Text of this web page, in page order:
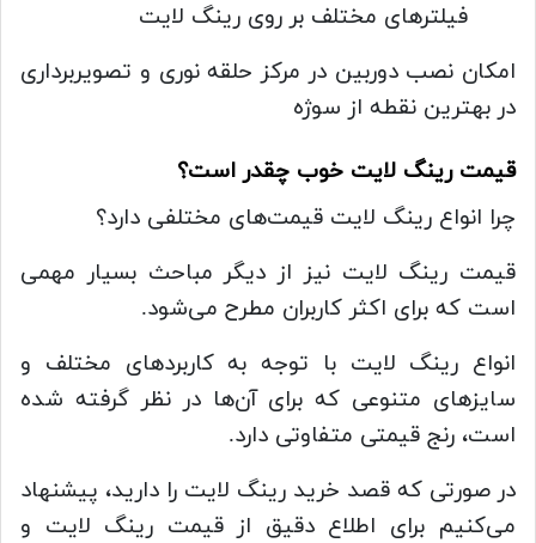
فیلترهای مختلف بر روی رینگ لایت
امکان نصب دوربین در مرکز حلقه نوری و تصویربرداری
در بهترین نقطه از سوژه
قیمت رینگ لایت خوب چقدر است؟
چرا انواع رینگ لایت قیمت‌های مختلفی دارد؟
قیمت رینگ لایت نیز از دیگر مباحث بسیار مهمی
است که برای اکثر کاربران مطرح می‌شود.
انواع رینگ لایت با توجه به کاربردهای مختلف و
سایزهای متنوعی که برای آن‌ها در نظر گرفته شده
است، رنج قیمتی متفاوتی دارد.
در صورتی که قصد خرید رینگ لایت را دارید، پیشنهاد
می‌کنیم برای اطلاع دقیق از قیمت رینگ لایت و